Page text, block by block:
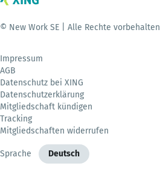
© New Work SE | Alle Rechte vorbehalten
Impressum
AGB
Datenschutz bei XING
Datenschutzerklärung
Mitgliedschaft kündigen
Tracking
Mitgliedschaften widerrufen
Sprache Deutsch